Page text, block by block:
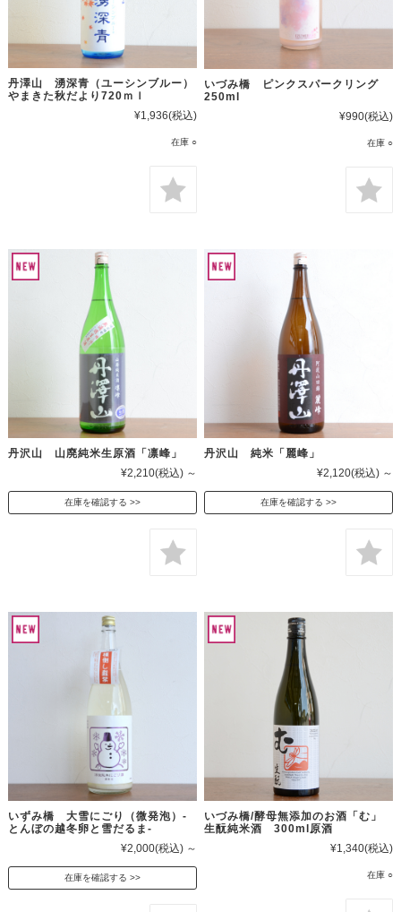
丹澤山 湧深青（ユーシンブルー）
やまきた秋だより720ｍｌ
¥1,936(税込)
在庫 ○
いづみ橋 ピンクスパークリング
250ml
¥990(税込)
在庫 ○
丹沢山 山廃純米生原酒「凛峰」
¥2,210(税込) ～
在庫を確認する
丹沢山 純米「麗峰」
¥2,120(税込) ～
在庫を確認する
いずみ橋 大雪にごり（微発泡）-
とんぼの越冬卵と雪だるま-
¥2,000(税込) ～
在庫を確認する
いづみ橋/酵母無添加のお酒「む」
生酛純米酒 300ml原酒
¥1,340(税込)
在庫 ○